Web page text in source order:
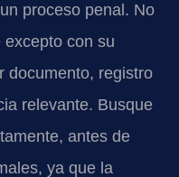
proceso penal. No
con su
documento, registro
relevante. Busque
antes de
ya que la